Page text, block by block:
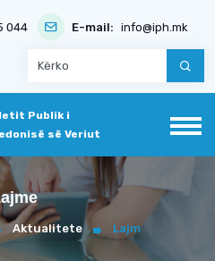
044 E-mail: info@iph.mk
Publik i
së Veriut
Aktualitete Lajm